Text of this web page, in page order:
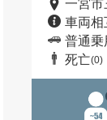
一宮市
車両相
普通乗
死亡(0)